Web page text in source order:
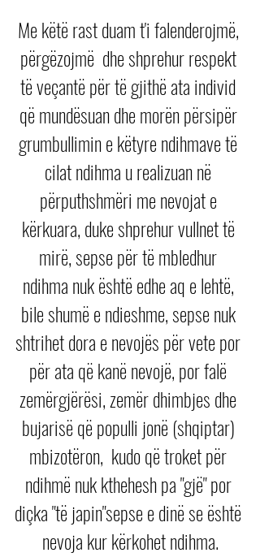
Me këtë rast duam t'i falenderojmë,
përgëzojmë  dhe shprehur respekt
të veçantë për të gjithë ata individ
që mundësuan dhe morën përsipër
grumbullimin e këtyre ndihmave të
cilat ndihma u realizuan në
përputhshmëri me nevojat e
kërkuara, duke shprehur vullnet të
mirë, sepse për të mbledhur
ndihma nuk është edhe aq e lehtë,
bile shumë e ndieshme, sepse nuk
shtrihet dora e nevojës për vete por
për ata që kanë nevojë, por falë
zemërgjërësi, zemër dhimbjes dhe
bujarisë që populli jonë (shqiptar)
mbizotëron,  kudo që troket për
ndihmë nuk kthehesh pa "gjë" por
diçka "të japin"sepse e dinë se është
nevoja kur kërkohet ndihma.